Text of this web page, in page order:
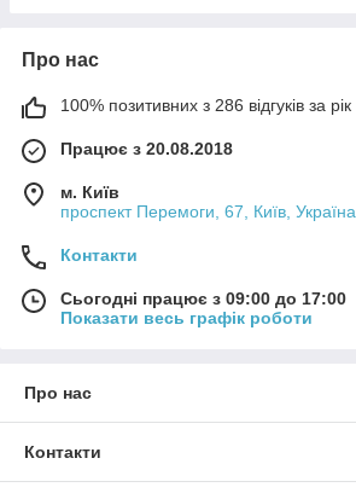
Про нас
100% позитивних з 286 відгуків за рік
Працює з 20.08.2018
м. Київ
проспект Перемоги, 67, Київ, Україна
Контакти
Сьогодні працює з 09:00 до 17:00
Показати весь графік роботи
Про нас
Контакти